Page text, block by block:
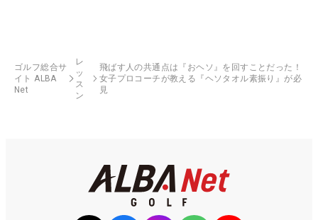
ゴルフ総合サ
イト ALBA
Net
レ
ッ
ス
ン
飛ばす人の共通点は『おヘソ』を回すことだった！
女子プロコーチが教える『ヘソタオル素振り』が必
見